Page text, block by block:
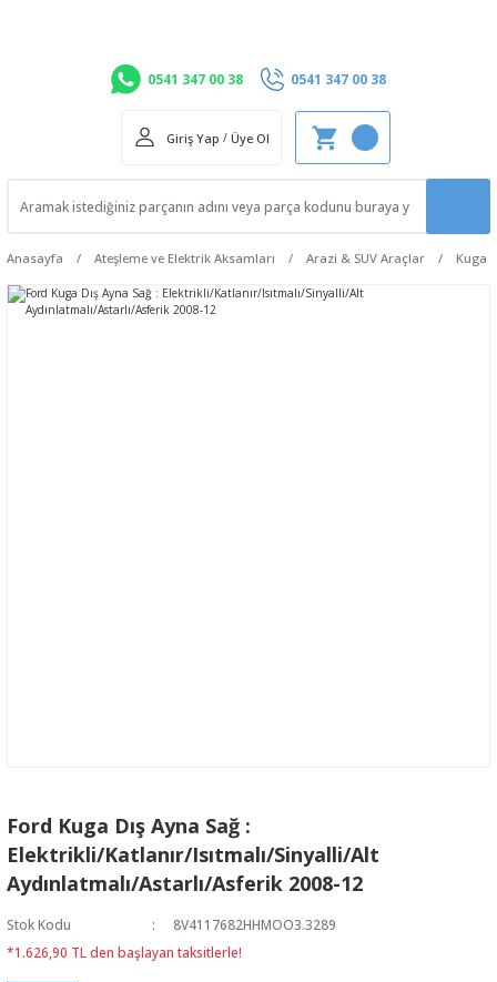
0541 347 00 38 0541 347 00 38
Giriş Yap / Üye Ol
Anasayfa Ateşleme ve Elektrik Aksamları Arazi & SUV Araçlar Kuga
Ford Kuga Dış Ayna Sağ :
Elektrikli/Katlanır/Isıtmalı/Sinyalli/Alt
Aydınlatmalı/Astarlı/Asferik 2008-12
Stok Kodu
8V4117682HHMOO3.3289
*1.626,90 TL den başlayan taksitlerle!